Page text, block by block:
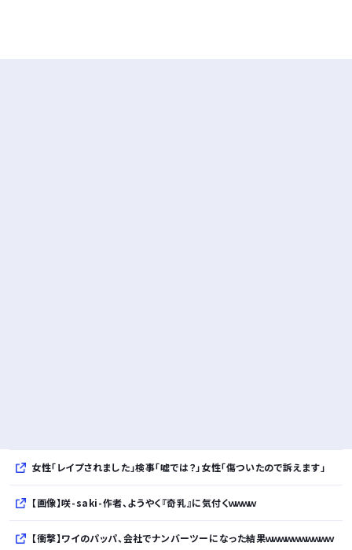
女性「レイプされました」検事「嘘では？」女性「傷ついたので訴えます」
【画像】咲-saki-作者、ようやく『奇乳』に気付くｗｗｗｗ
【衝撃】ワイのパッパ、会社でナンバーツーになった結果ｗｗｗｗｗｗｗｗｗｗ